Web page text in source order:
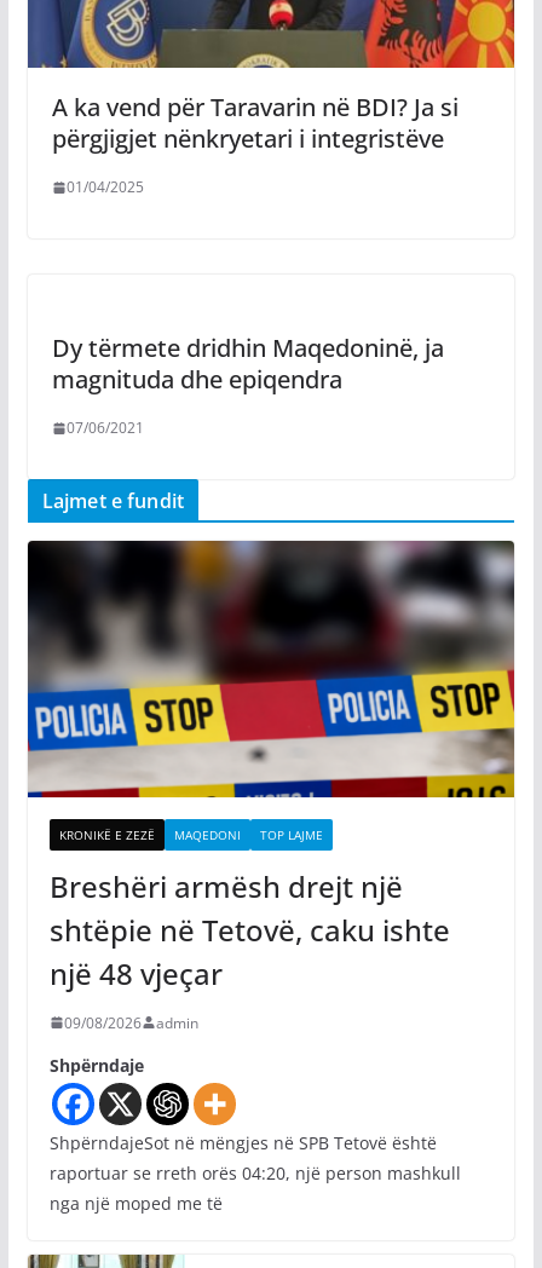
A ka vend për Taravarin në BDI? Ja si
përgjigjet nënkryetari i integristëve
01/04/2025
Dy tërmete dridhin Maqedoninë, ja
magnituda dhe epiqendra
07/06/2021
Lajmet e fundit
KRONIKË E ZEZË MAQEDONI TOP LAJME
Breshëri armësh drejt një
shtëpie në Tetovë, caku ishte
një 48 vjeçar
09/08/2026 admin
Shpërndaje
ShpërndajeSot në mëngjes në SPB Tetovë është
raportuar se rreth orës 04:20, një person mashkull
nga një moped me të